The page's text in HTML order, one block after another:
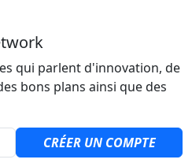
qui parlent d'innovation, de
bons plans ainsi que des
CRÉER UN COMPTE